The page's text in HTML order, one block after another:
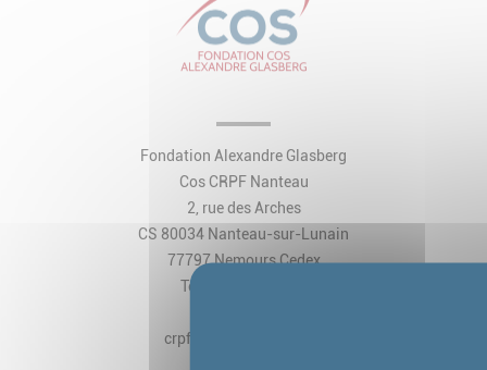
Fondation Alexandre Glasberg
Cos CRPF Nanteau
2, rue des Arches
CS 80034 Nanteau-sur-Lunain
77797 Nemours Cedex
Tél. 01 64 45 15 15
crpf@fondationcos.org